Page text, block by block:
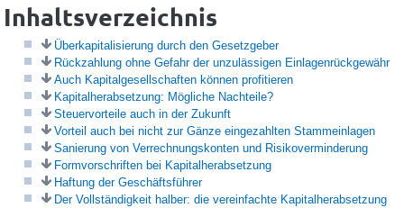
Inhaltsverzeichnis
Überkapitalisierung durch den Gesetzgeber
Rückzahlung ohne Gefahr der unzulässigen Einlagenrückgewähr
Auch Kapitalgesellschaften können profitieren
Kapitalherabsetzung: Mögliche Nachteile?
Steuervorteile auch in der Zukunft
Vorteil auch bei nicht zur Gänze eingezahlten Stammeinlagen
Sanierung von Verrechnungskonten und Risikoverminderung
Formvorschriften bei Kapitalherabsetzung
Haftung der Geschäftsführer
Der Vollständigkeit halber: die vereinfachte Kapitalherabsetzung